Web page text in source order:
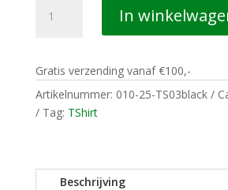
CASUALS
GERS
aantal
In
Gratis verzending vanaf €100,-
Artikelnummer: 010-25-TS03black
Tag: TShirt
Beschrijving